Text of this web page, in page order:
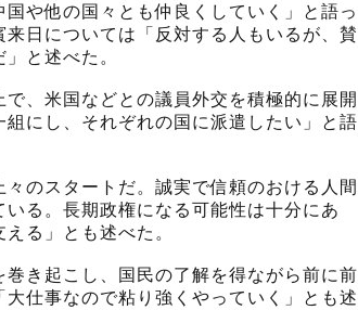
や他の国々とも仲良くしていく」と語っ
日については「反対する人もいるが、賛
と述べた。
、米国などとの議員外交を積極的に展開
にし、それぞれの国に派遣したい」と語
のスタートだ。誠実で信頼のおける人間
る。長期政権になる可能性は十分にあ
る」とも述べた。
き起こし、国民の了解を得ながら前に前
仕事なので粘り強くやっていく」とも述